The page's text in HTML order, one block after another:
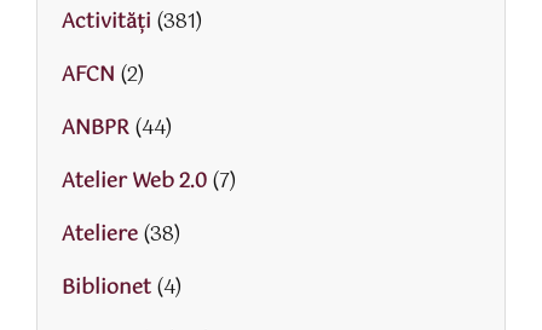
Activităţi (381)
AFCN (2)
ANBPR(44)
Atelier Web 2.0(7)
Ateliere(38)
Biblionet(4)